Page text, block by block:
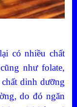
có nhiều chất
như folate,
dinh dưỡng
do đó ngăn